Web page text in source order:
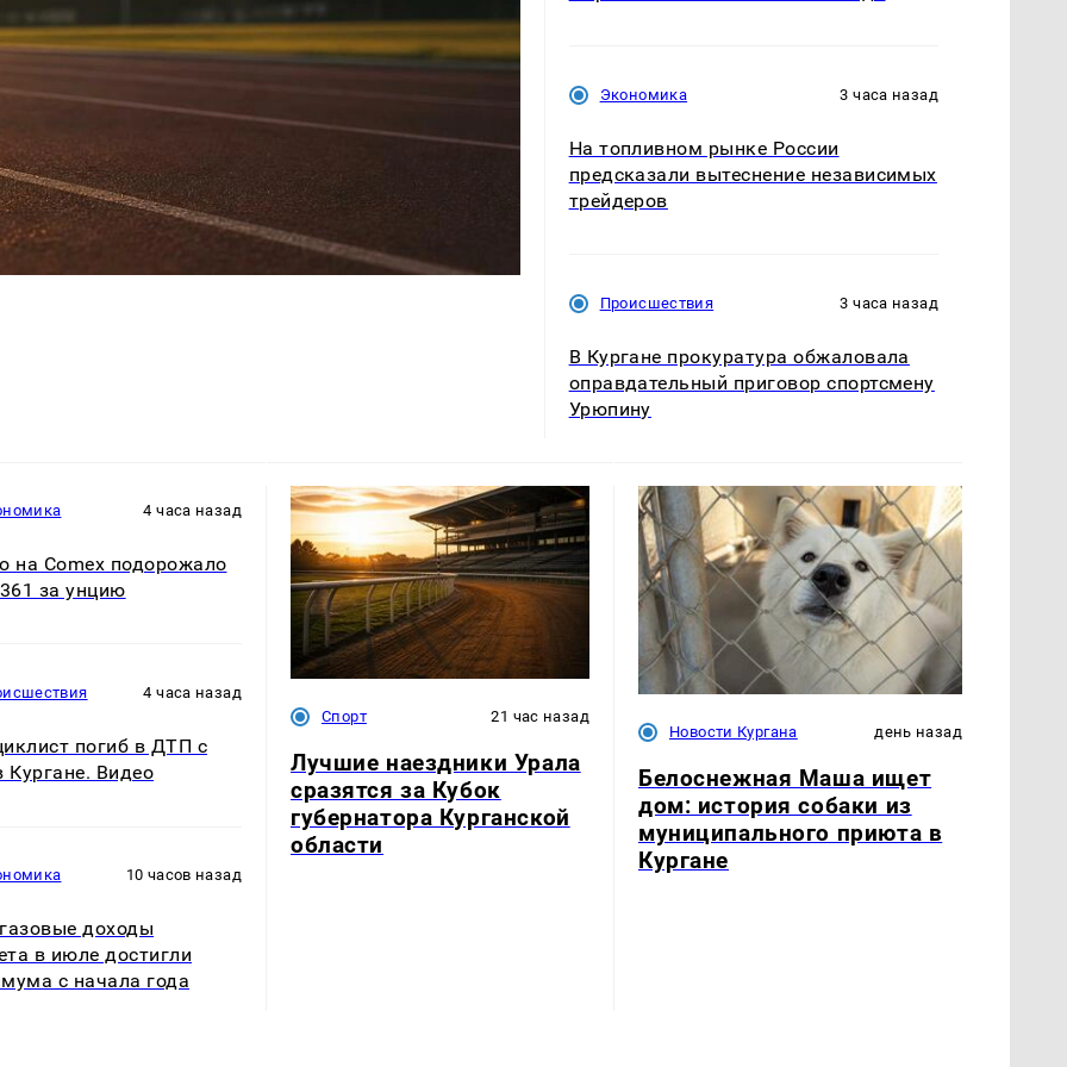
Экономика 3 часа назад
На топливном рынке России
предсказали вытеснение независимых
трейдеров
Происшествия 3 часа назад
В Кургане прокуратура обжаловала
оправдательный приговор спортсмену
Урюпину
4 часа назад
на Comex подорожало
за унцию
4 часа назад
погиб в ДТП с
Кургане. Видео
10 часов назад
доходы
в июле достигли
с начала года
Спорт 21 час назад
Лучшие наездники Урала
сразятся за Кубок
губернатора Курганской
области
Новости Кургана день назад
Белоснежная Маша ищет
дом: история собаки из
муниципального приюта в
Кургане